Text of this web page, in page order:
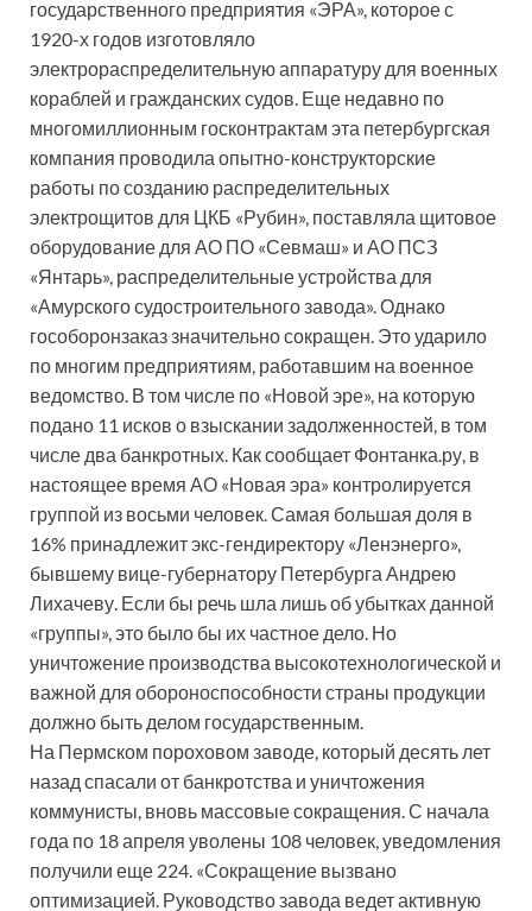
государственного предприятия «ЭРА», которое с
1920-х годов изготовляло
электрораспределительную аппаратуру для военных
кораблей и гражданских судов. Еще недавно по
многомиллионным госконтрактам эта петербургская
компания проводила опытно-конструкторские
работы по созданию распределительных
электрощитов для ЦКБ «Рубин», поставляла щитовое
оборудование для АО ПО «Севмаш» и АО ПСЗ
«Янтарь», распределительные устройства для
«Амурского судостроительного завода». Однако
гособоронзаказ значительно сокращен. Это ударило
по многим предприятиям, работавшим на военное
ведомство. В том числе по «Новой эре», на которую
подано 11 исков о взыскании задолженностей, в том
числе два банкротных. Как сообщает Фонтанка.ру, в
настоящее время АО «Новая эра» контролируется
группой из восьми человек. Самая большая доля в
16% принадлежит экс-гендиректору «Ленэнерго»,
бывшему вице-губернатору Петербурга Андрею
Лихачеву. Если бы речь шла лишь об убытках данной
«группы», это было бы их частное дело. Но
уничтожение производства высокотехнологической и
важной для обороноспособности страны продукции
должно быть делом государственным.
На Пермском пороховом заводе, который десять лет
назад спасали от банкротства и уничтожения
коммунисты, вновь массовые сокращения. С начала
года по 18 апреля уволены 108 человек, уведомления
получили еще 224. «Сокращение вызвано
оптимизацией. Руководство завода ведет активную